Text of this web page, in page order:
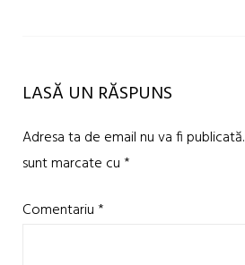
LASĂ UN RĂSPUNS
Adresa ta de email nu va fi publicată.
sunt marcate cu*
Comentariu*